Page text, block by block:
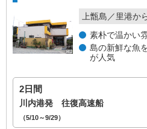
上甑島／里港か
素朴で温かい
島の新鮮な魚
が人気
2日間
川内港発 往復高速船
（5/10～9/29）